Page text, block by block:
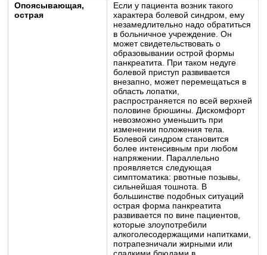
Опоясывающая,
острая
Если у пациента возник такого
характера болевой синдром, ему
незамедлительно надо обратиться
в больничное учреждение. Он
может свидетельствовать о
образовывании острой формы
панкреатита. При таком недуге
болевой приступ развивается
внезапно, может перемещаться в
область лопатки,
распространяется по всей верхней
половине брюшины. Дискомфорт
невозможно уменьшить при
изменении положения тела.
Болевой синдром становится
более интенсивным при любом
напряжении. Параллельно
проявляется следующая
симптоматика: рвотные позывы,
сильнейшая тошнота. В
большинстве подобных ситуаций
острая форма панкреатита
развивается по вине пациентов,
которые злоупотребили
алкоголесодержащими напитками,
потрапезничали жирными или